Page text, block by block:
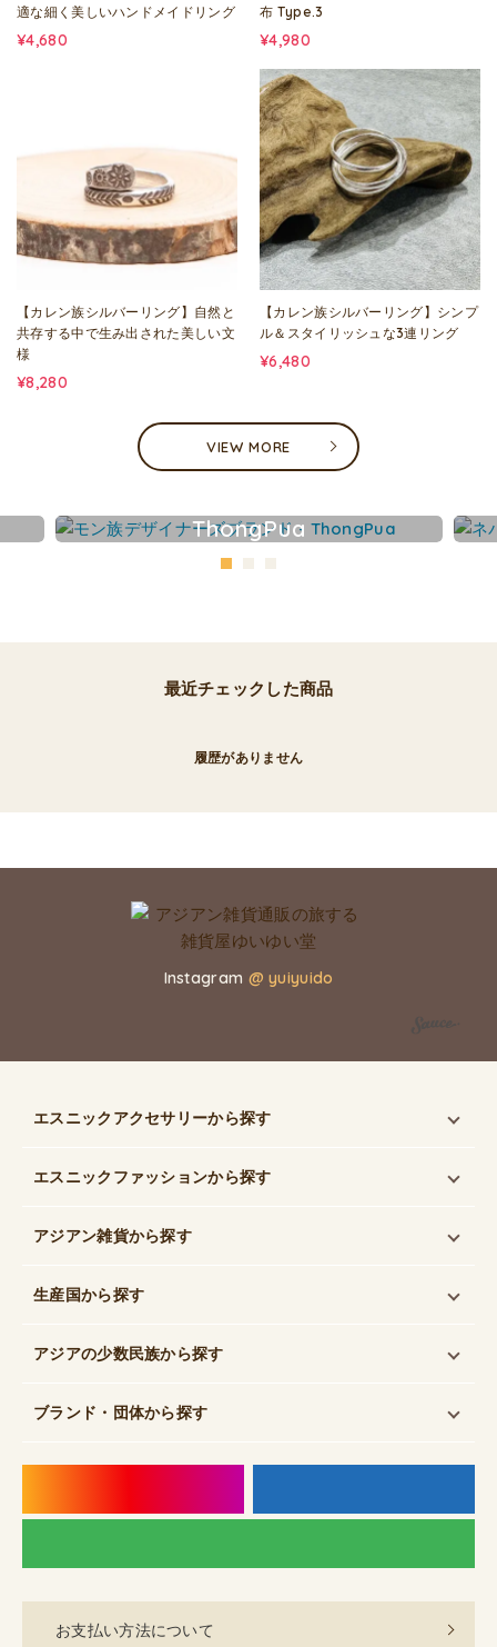
適な細く美しいハンドメイドリング
¥4,680
布 Type.3
¥4,980
【カレン族シルバーリング】自然と
共存する中で生み出された美しい文
様
¥8,280
【カレン族シルバーリング】シンプ
ル＆スタイリッシュな3連リング
¥6,480
VIEW MORE
ThongPua
最近チェックした商品
履歴がありません
Instagram @ yuiyuido
エスニックアクセサリーから探す
エスニックファッションから探す
アジアン雑貨から探す
生産国から探す
アジアの少数民族から探す
ブランド・団体から探す
お支払い方法について